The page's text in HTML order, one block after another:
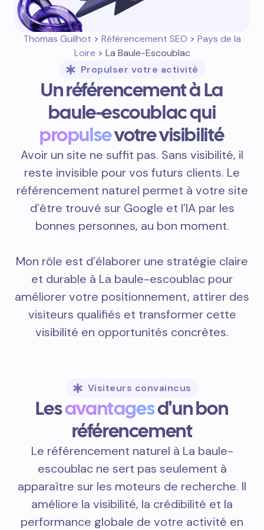
Thomas Guilhot > Référencement SEO > Pays de la
Loire > La Baule-Escoublac
Propulser votre activité
Un référencement à La
baule-escoublac qui
propulsevotre visibilité
Avoir un site ne suffit pas. Sans visibilité, il
reste invisible pour vos futurs clients. Le
référencement naturel permet à votre site
d’être trouvé sur Google et l’IA par les
bonnes personnes, au bon moment.
Mon rôle est d’élaborer une stratégie claire
et durable à La baule-escoublac pour
améliorer votre positionnement, attirer des
visiteurs qualifiés et transformer cette
visibilité en opportunités concrètes.
Visiteurs convaincus
Lesavantagesd'un bon
référencement
Le référencement naturel à La baule-
escoublac ne sert pas seulement à
apparaître sur les moteurs de recherche. Il
améliore la visibilité, la crédibilité et la
performance globale de votre activité en